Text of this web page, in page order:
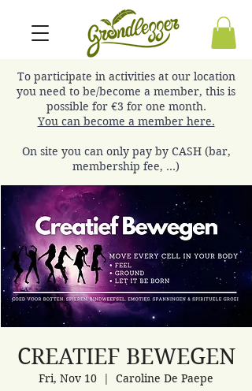
To participate in activities at our location
you need to be/become a member, this is
possible for €3 for one month.
You can become a member here.
On site you can only pay by CASH (bar,
membership fee, ...)
CREATIEF BEWEGEN
Fri, Nov 10
  |
Caroline De Paepe